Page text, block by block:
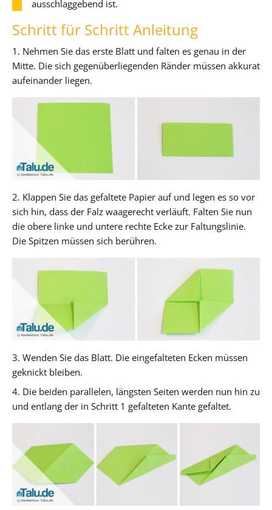
ausschlaggebend ist.
Schritt für Schritt Anleitung
1. Nehmen Sie das erste Blatt und falten es genau in der
Mitte. Die sich gegenüberliegenden Ränder müssen akkurat
aufeinander liegen.
2. Klappen Sie das gefaltete Papier auf und legen es so vor
sich hin, dass der Falz waagerecht verläuft. Falten Sie nun
die obere linke und untere rechte Ecke zur Faltungslinie.
Die Spitzen müssen sich berühren.
3. Wenden Sie das Blatt. Die eingefalteten Ecken müssen
geknickt bleiben.
4. Die beiden parallelen, längsten Seiten werden nun hin zu
und entlang der in Schritt 1 gefalteten Kante gefaltet.